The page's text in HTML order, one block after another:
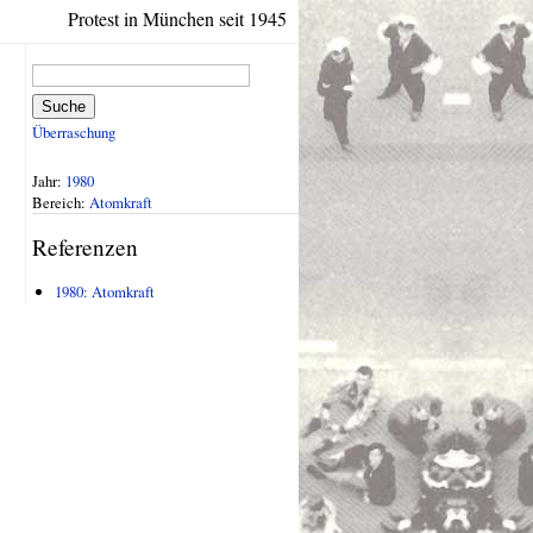
Protest in München seit 1945
Suche
Überraschung
Jahr: 1980
Bereich: Atomkraft
Referenzen
1980: Atomkraft